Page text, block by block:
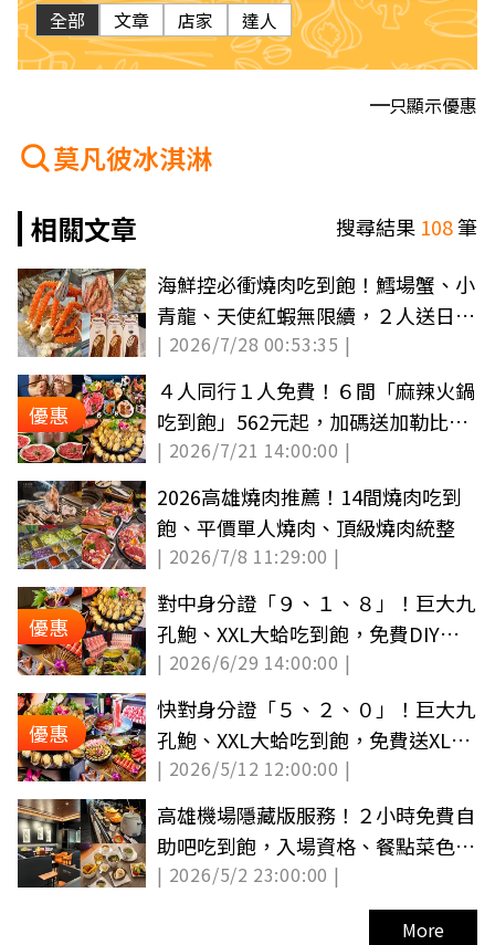
全部 文章 店家 達人
只顯示優惠
莫凡彼冰淇淋
相關文章
搜尋結果 108筆
海鮮控必衝燒肉吃到飽！鱈場蟹、小
青龍、天使紅蝦無限續，２人送日本
A5和牛
| 2026/7/28 00:53:35 |
優惠
４人同行１人免費！６間「麻辣火鍋
吃到飽」562元起，加碼送加勒比海
大龍蝦
| 2026/7/21 14:00:00 |
2026高雄燒肉推薦！14間燒肉吃到
飽、平價單人燒肉、頂級燒肉統整
| 2026/7/8 11:29:00 |
優惠
對中身分證「９、１、８」！巨大九
孔鮑、XXL大蛤吃到飽，免費DIY流
體花瓶
| 2026/6/29 14:00:00 |
優惠
快對身分證「５、２、０」！巨大九
孔鮑、XXL大蛤吃到飽，免費送XL海
虎蝦
| 2026/5/12 12:00:00 |
高雄機場隱藏版服務！２小時免費自
助吧吃到飽，入場資格、餐點菜色一
次看
| 2026/5/2 23:00:00 |
More